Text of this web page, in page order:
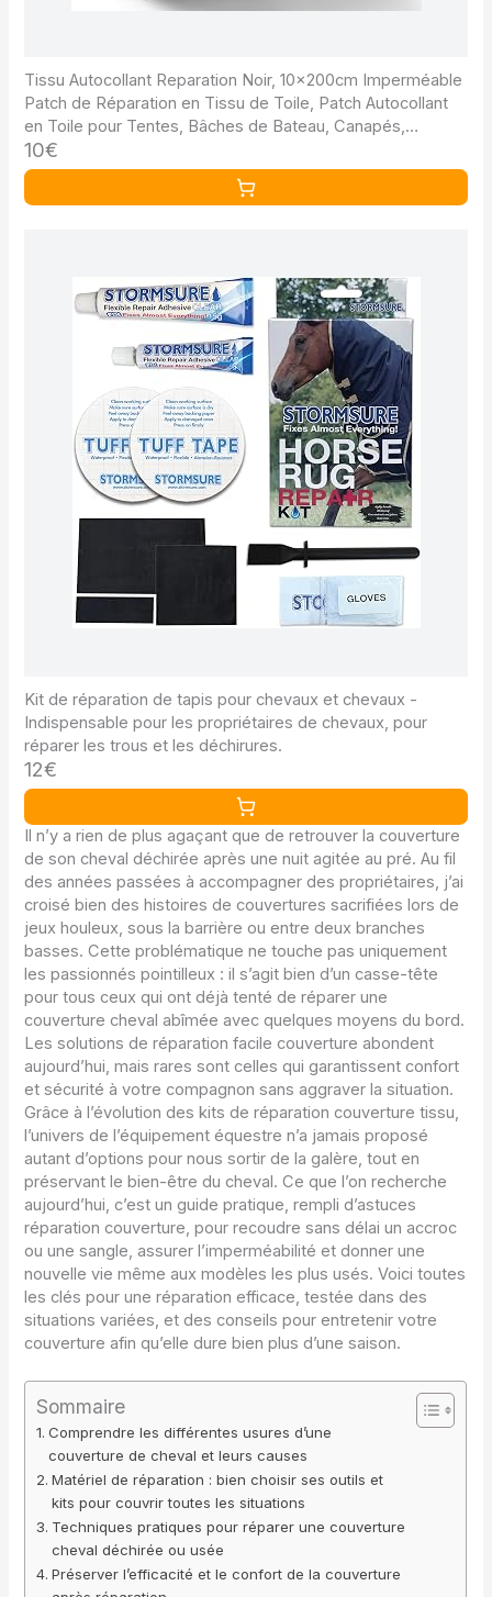
Tissu Autocollant Reparation Noir, 10x200cm Imperméable
Patch de Réparation en Tissu de Toile, Patch Autocollant
en Toile pour Tentes, Bâches de Bateau, Canapés,
Chaises
10€
Kit de réparation de tapis pour chevaux et chevaux -
Indispensable pour les propriétaires de chevaux, pour
réparer les trous et les déchirures.
12€
Il n’y a rien de plus agaçant que de retrouver la couverture
de son cheval déchirée après une nuit agitée au pré. Au fil
des années passées à accompagner des propriétaires, j’ai
croisé bien des histoires de couvertures sacrifiées lors de
jeux houleux, sous la barrière ou entre deux branches
basses. Cette problématique ne touche pas uniquement
les passionnés pointilleux : il s’agit bien d’un casse-tête
pour tous ceux qui ont déjà tenté de réparer une
couverture cheval abîmée avec quelques moyens du bord.
Les solutions de réparation facile couverture abondent
aujourd’hui, mais rares sont celles qui garantissent confort
et sécurité à votre compagnon sans aggraver la situation.
Grâce à l’évolution des kits de réparation couverture tissu,
l’univers de l’équipement équestre n’a jamais proposé
autant d’options pour nous sortir de la galère, tout en
préservant le bien-être du cheval. Ce que l’on recherche
aujourd’hui, c’est un guide pratique, rempli d’astuces
réparation couverture, pour recoudre sans délai un accroc
ou une sangle, assurer l’imperméabilité et donner une
nouvelle vie même aux modèles les plus usés. Voici toutes
les clés pour une réparation efficace, testée dans des
situations variées, et des conseils pour entretenir votre
couverture afin qu’elle dure bien plus d’une saison.
Sommaire
Comprendre les différentes usures d’une
couverture de cheval et leurs causes
Matériel de réparation : bien choisir ses outils et
kits pour couvrir toutes les situations
Techniques pratiques pour réparer une couverture
cheval déchirée ou usée
Préserver l’efficacité et le confort de la couverture